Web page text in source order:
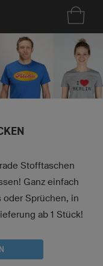
Stofftaschen
Ganz einfach
Sprüchen, in
ab 1 Stück!